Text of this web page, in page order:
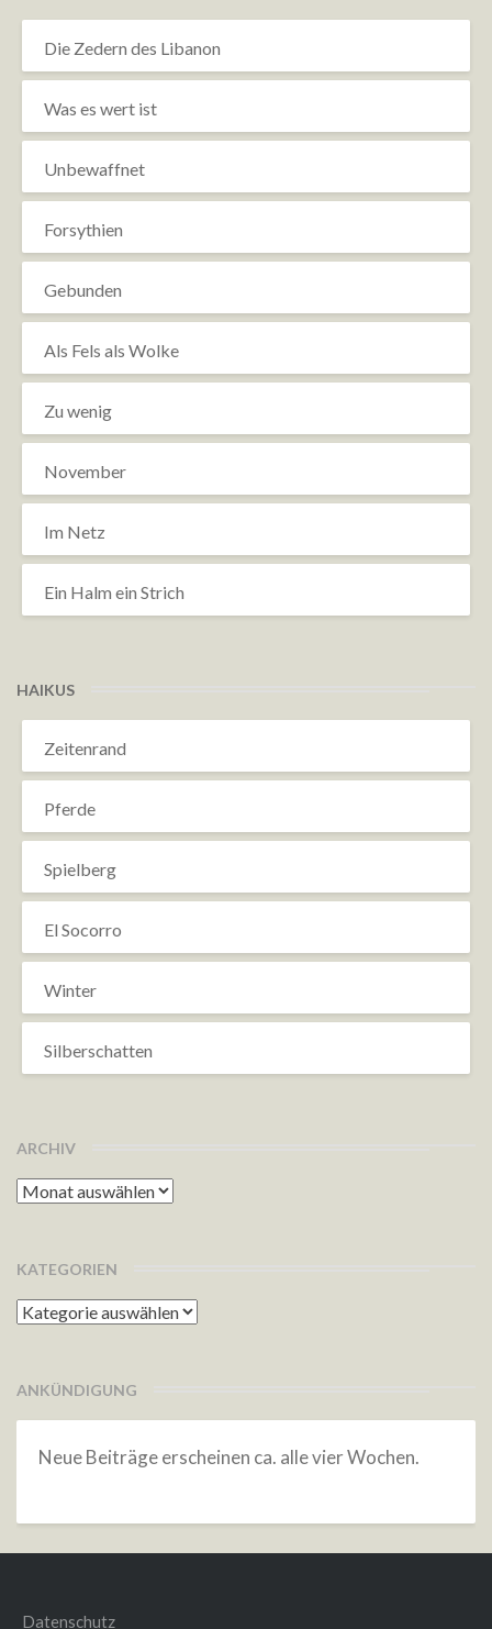
Die Zedern des Libanon
Was es wert ist
Unbewaffnet
Forsythien
Gebunden
Als Fels als Wolke
Zu wenig
November
Im Netz
Ein Halm ein Strich
HAIKUS
Zeitenrand
Pferde
Spielberg
El Socorro
Winter
Silberschatten
ARCHIV
Archiv
KATEGORIEN
Kategorien
ANKÜNDIGUNG
Neue Beiträge erscheinen ca. alle vier Wochen.
Datenschutz